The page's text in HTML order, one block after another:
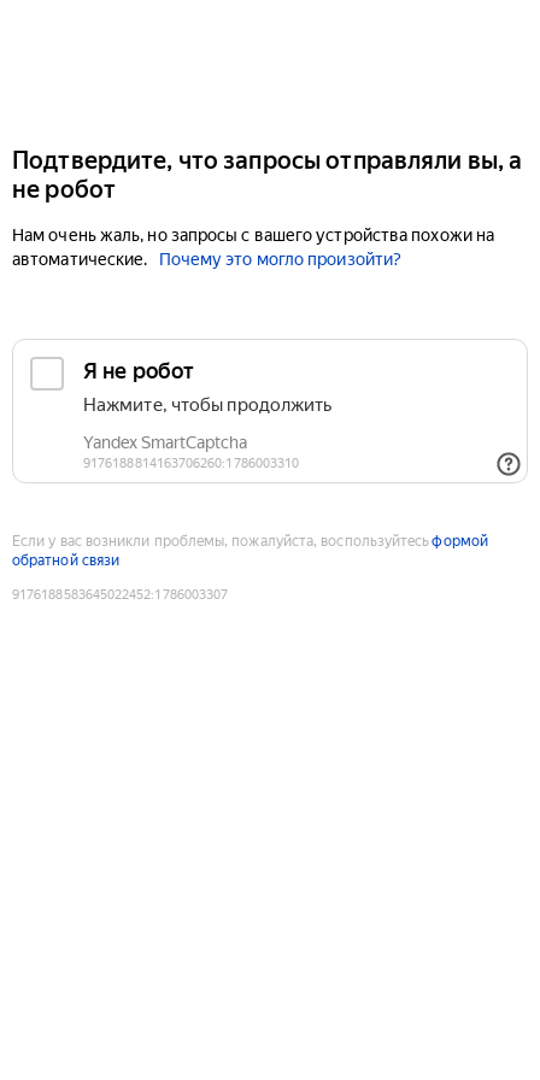
Подтвердите, что запросы отправляли вы, а
не робот
Нам очень жаль, но запросы с вашего устройства похожи на
автоматические.
Почему это могло произойти?
Если у вас возникли проблемы, пожалуйста, воспользуйтесьформой
обратной связи
9176188583645022452:1786003307